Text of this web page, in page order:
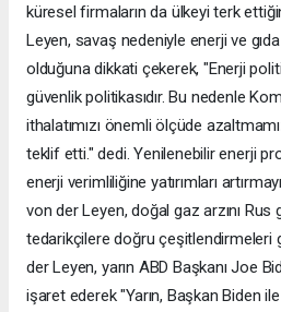
küresel firmaların da ülkeyi terk
Leyen, savaş nedeniyle enerji ve
olduğuna dikkati çekerek, "Enerji
güvenlik politikasıdır. Bu nedenle
ithalatımızı önemli ölçüde
teklif etti." dedi. Yenilenebilir enerji
enerji verimliliğine yatırımları
von der Leyen, doğal gaz arzını Rus
tedarikçilere doğru çeşitlendirmeleri
der Leyen, yarın ABD Başkanı Joe
işaret ederek "Yarın, Başkan Biden